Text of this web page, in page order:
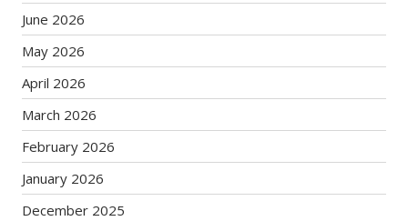
June 2026
May 2026
April 2026
March 2026
February 2026
January 2026
December 2025